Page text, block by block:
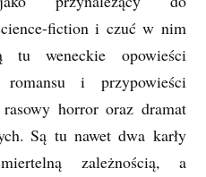
fiction i czuć w nim
tu weneckie opowieści
i przypowieści
horror oraz dramat
Są tu nawet dwa karły
zależnością, a